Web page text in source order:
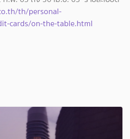
th/personal-
cards/on-the-table.html